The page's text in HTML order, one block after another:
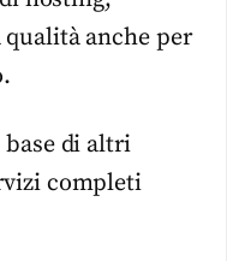
qualità anche per
di altri
completi